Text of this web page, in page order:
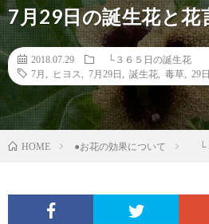
7月29日の誕生花と花
2018.07.29
└３６５日の誕生花
7月
ヒヨス 7月29日 誕生花 毒草 29日
HOME ●お花の効果について └